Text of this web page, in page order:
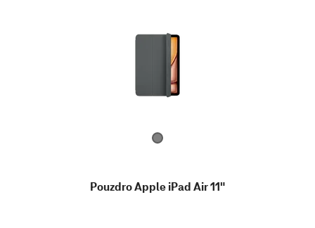
Pouzdro Apple iPad Air 11"